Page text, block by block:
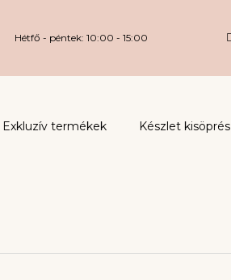
Hétfő - péntek: 10:00 - 15:00
Exkluzív termékek Készlet kisöprés